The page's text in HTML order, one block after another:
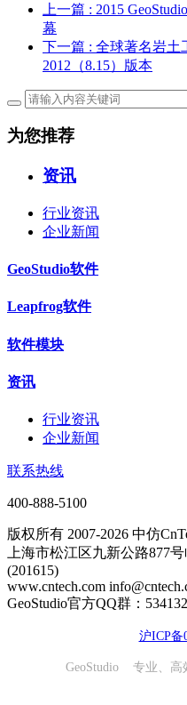
上一篇 : 2015
幕
下一篇 : 全球著名岩土
2012（8.15）版本
为您推荐
资讯
行业资讯
企业新闻
GeoStudio软件
Leapfrog软件
软件模块
资讯
行业资讯
企业新闻
联系热线
400-888-5100
版权所有 2007-2026 中仿
上海市松江区九新公路877
(201615)
www.cntech.com
GeoStudio官方QQ群：
沪ICP备
GeoStudio 专业、高